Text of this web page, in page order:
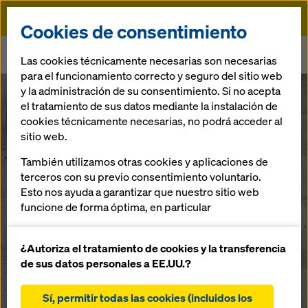
Doka
Elementos de estanqueidad para hormigón visto
Accesorios
para
encofrado
Sellados para hormigón
visto: para superficies
Cookies de consentimiento
Las cookies técnicamente necesarias son necesarias
para el funcionamiento correcto y seguro del sitio web
y la administración de su consentimiento. Si no acepta
el tratamiento de sus datos mediante la instalación de
cookies técnicamente necesarias, no podrá acceder al
sitio web.
También utilizamos otras cookies y aplicaciones de
terceros con su previo consentimiento voluntario.
Esto nos ayuda a garantizar que nuestro sitio web
funcione de forma óptima, en particular
nuestro sitio web (cookies funcionales y
estadísticas)
utilizar la tienda online de Doka (cookies
¿Autoriza el tratamiento de cookies y la transferencia
de sus datos personales a EE.UU.?
Sí, permitir todas las cookies (incluidos los